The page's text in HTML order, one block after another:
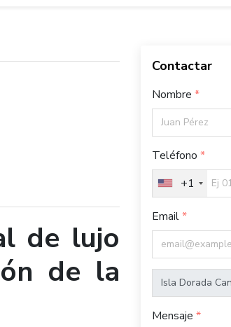
de lujo
de la
Contactar
Nombre
Teléfono
+1
Email
Mensaje